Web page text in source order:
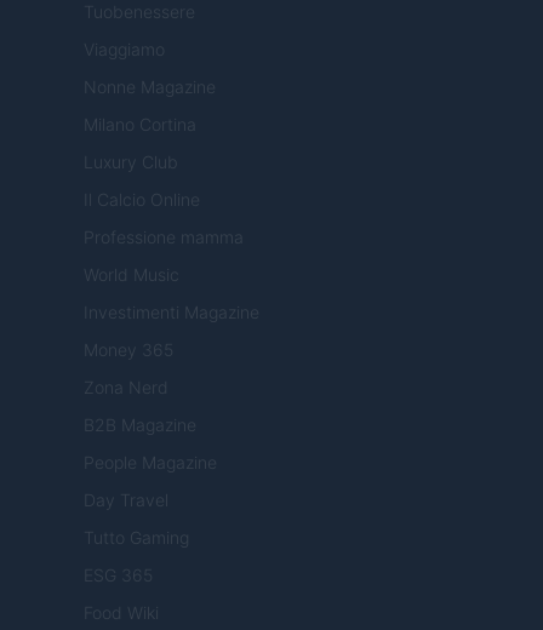
Tuobenessere
Viaggiamo
Nonne Magazine
Milano Cortina
Luxury Club
Il Calcio Online
Professione mamma
World Music
Investimenti Magazine
Money 365
Zona Nerd
B2B Magazine
People Magazine
Day Travel
Tutto Gaming
ESG 365
Food Wiki